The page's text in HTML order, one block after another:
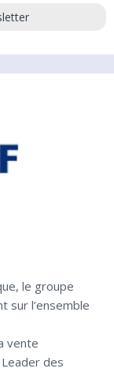
le groupe
sur l’ensemble
vente
des